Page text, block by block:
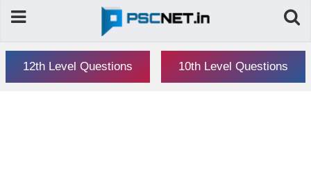
12th Level Questions 10th Level Questions